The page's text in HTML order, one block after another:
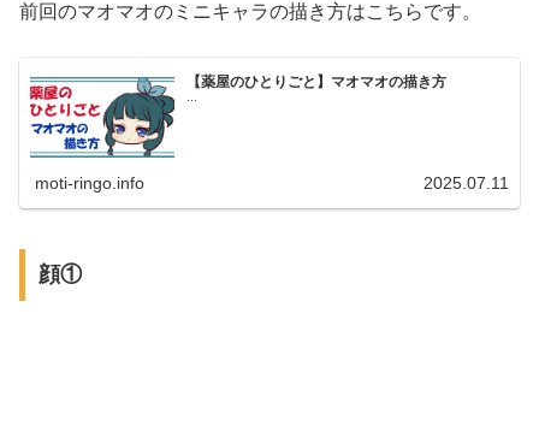
前回のマオマオのミニキャラの描き方はこちらです。
【薬屋のひとりごと】マオマオの描き方
moti-ringo.info 2025.07.11
顔①